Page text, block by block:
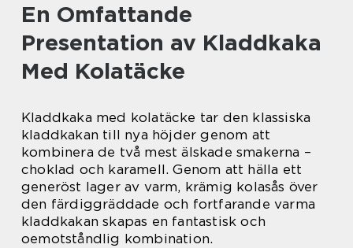
En Omfattande
Presentation av Kladdkaka
Med Kolatäcke
Kladdkaka med kolatäcke tar den klassiska
kladdkakan till nya höjder genom att
kombinera de två mest älskade smakerna –
choklad och karamell. Genom att hälla ett
generöst lager av varm, krämig kolasås över
den färdiggräddade och fortfarande varma
kladdkakan skapas en fantastisk och
oemotståndlig kombination.